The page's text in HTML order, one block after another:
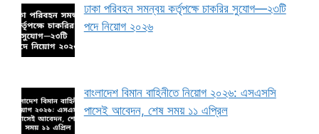
ঢাকা পরিবহন সমন্বয় কর্তৃপক্ষে চাকরির সুযোগ—২৩টি
পদে নিয়োগ ২০২৬
বাংলাদেশ বিমান বাহিনীতে নিয়োগ ২০২৬: এসএসসি
পাসেই আবেদন, শেষ সময় ১১ এপ্রিল